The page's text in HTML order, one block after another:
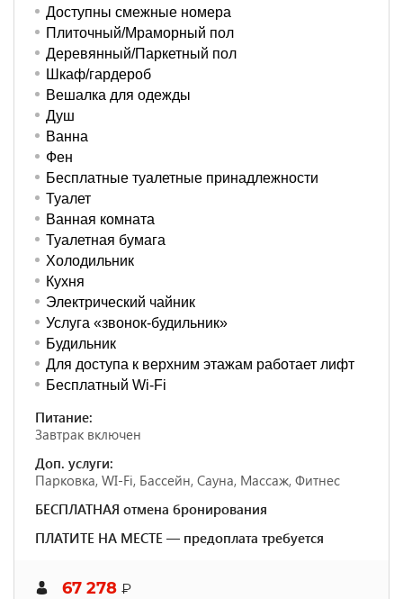
Доступны смежные номера
Плиточный/Мраморный пол
Деревянный/Паркетный пол
Шкаф/гардероб
Вешалка для одежды
Душ
Ванна
Фен
Бесплатные туалетные принадлежности
Туалет
Ванная комната
Туалетная бумага
Холодильник
Кухня
Электрический чайник
Услуга «звонок-будильник»
Будильник
Для доступа к верхним этажам работает лифт
Бесплатный Wi-Fi
Питание:
Завтрак включен
Доп. услуги:
Парковка, WI-Fi, Бассейн, Сауна, Массаж, Фитнес
БЕСПЛАТНАЯ отмена бронирования
ПЛАТИТЕ НА МЕСТЕ — предоплата требуется
67 278 ₽